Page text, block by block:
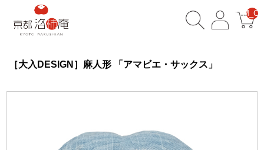
［大入DESIGN］麻人形 「アマビエ・サックス」